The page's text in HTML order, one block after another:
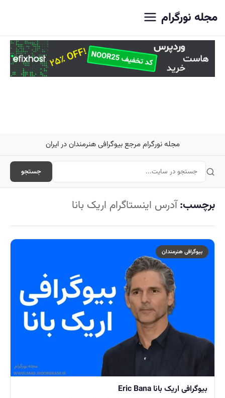
مجله نورگرام
مجله نورگرام مرجع بیوگرافی هنرمندان در ایران
جستجو
برچسب:آدرس اینستاگرام اریک بانا
بیوگرافی هنرمندان
بیوگرافی اریک بانا Eric Bana